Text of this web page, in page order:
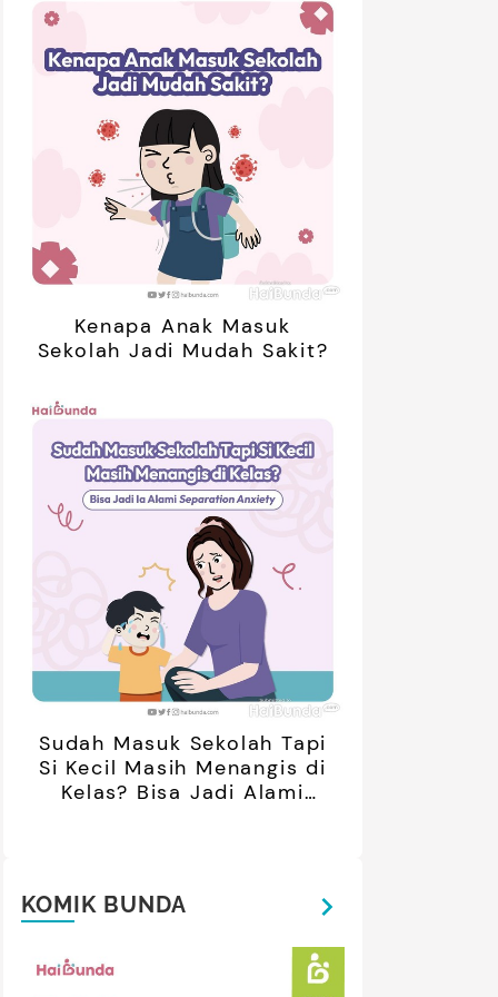
Artis yang Menetap di
Terbarunya
asal Prancis, Dipuji Tampan
oleh Netizen
Kenapa Anak Masuk
Sekolah Jadi Mudah Sakit?
Sudah Masuk Sekolah Tapi
Si Kecil Masih Menangis di
Kelas? Bisa Jadi Alami
KOMIK BUNDA